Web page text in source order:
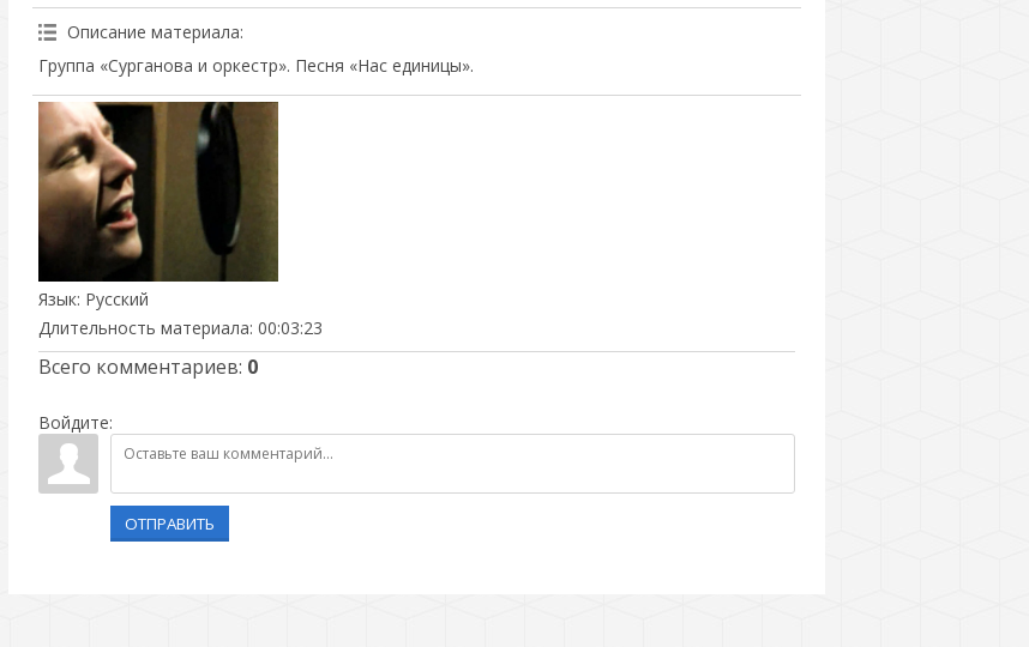
Описание материала:
Группа «Сурганова и оркестр». Песня «Нас единицы».
Язык: Русский
Длительность материала: 00:03:23
Всего комментариев: 0
Войдите:
ОТПРАВИТЬ